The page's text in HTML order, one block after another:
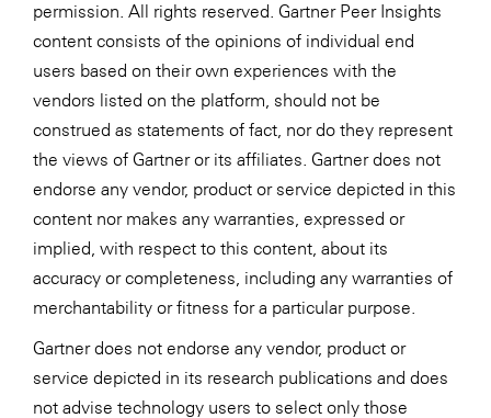
permission. All rights reserved. Gartner Peer Insights
content consists of the opinions of individual end
users based on their own experiences with the
vendors listed on the platform, should not be
construed as statements of fact, nor do they represent
the views of Gartner or its affiliates. Gartner does not
endorse any vendor, product or service depicted in this
content nor makes any warranties, expressed or
implied, with respect to this content, about its
accuracy or completeness, including any warranties of
merchantability or fitness for a particular purpose.
Gartner does not endorse any vendor, product or
service depicted in its research publications and does
not advise technology users to select only those